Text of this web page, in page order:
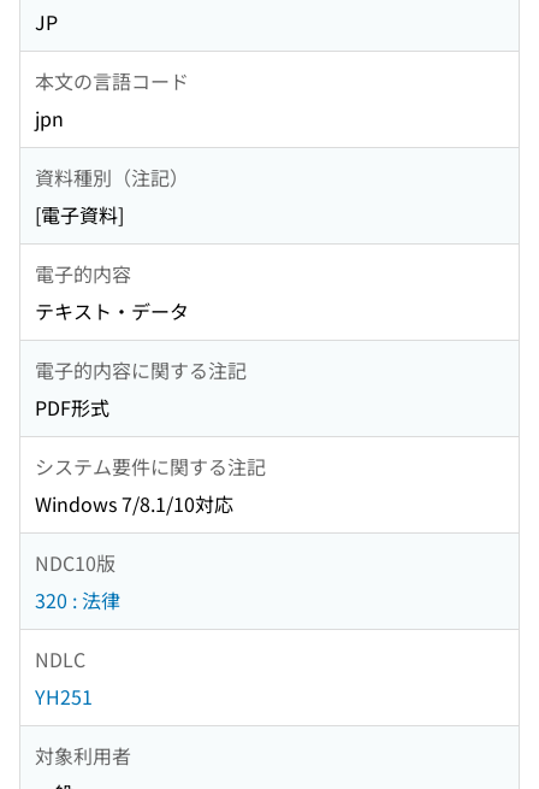
JP
本文の言語コード
jpn
資料種別（注記）
[電子資料]
電子的内容
テキスト・データ
電子的内容に関する注記
PDF形式
システム要件に関する注記
Windows 7/8.1/10対応
NDC10版
320 : 法律
NDLC
YH251
対象利用者